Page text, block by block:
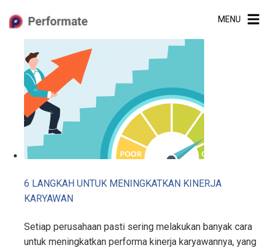
content
MENU
6 LANGKAH UNTUK MENINGKATKAN KINERJA
KARYAWAN
Setiap perusahaan pasti sering melakukan banyak cara
untuk meningkatkan performa kinerja karyawannya, yang